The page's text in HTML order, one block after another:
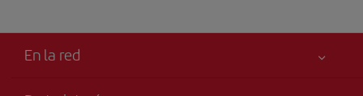
En la red